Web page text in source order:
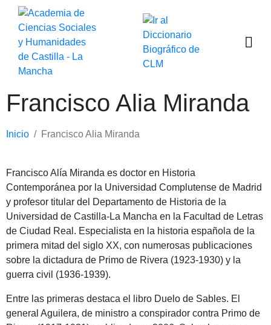
Francisco Alia Miranda
Inicio Francisco Alia Miranda
Francisco Alía Miranda es doctor en Historia
Contemporánea por la Universidad Complutense de Madrid
y profesor titular del Departamento de Historia de la
Universidad de Castilla-La Mancha en la Facultad de Letras
de Ciudad Real. Especialista en la historia española de la
primera mitad del siglo XX, con numerosas publicaciones
sobre la dictadura de Primo de Rivera (1923-1930) y la
guerra civil (1936-1939).
Entre las primeras destaca el libro Duelo de Sables. El
general Aguilera, de ministro a conspirador contra Primo de